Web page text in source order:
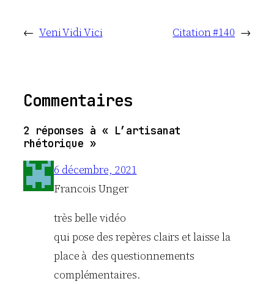
← Veni Vidi Vici Citation #140 →
Commentaires
2 réponses à « L’artisanat
rhétorique »
6 décembre, 2021
Francois Unger
très belle vidéo
qui pose des repères clairs et laisse la
place à des questionnements
complémentaires.